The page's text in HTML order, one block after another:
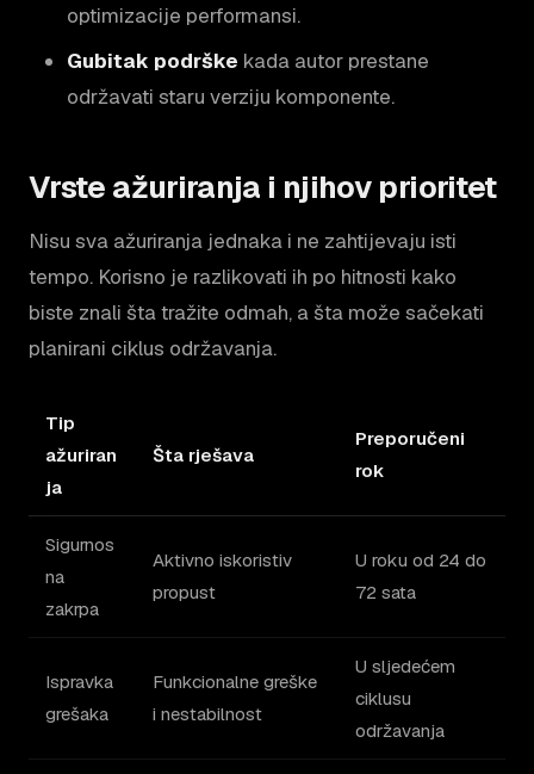
optimizacije performansi.
Gubitak podrške kada autor prestane
održavati staru verziju komponente.
Vrste ažuriranja i njihov prioritet
Nisu sva ažuriranja jednaka i ne zahtijevaju isti
tempo. Korisno je razlikovati ih po hitnosti kako
biste znali šta tražite odmah, a šta može sačekati
planirani ciklus održavanja.
Tip
ažuriran
ja
Šta rješava
Preporučeni
rok
Sigurnos
na
zakrpa
Aktivno iskoristiv
propust
U roku od 24 do
72 sata
Ispravka
grešaka
Funkcionalne greške
i nestabilnost
U sljedećem
ciklusu
održavanja